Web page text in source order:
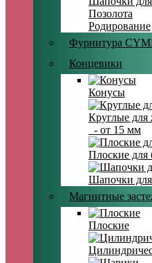
Позолота
Родирование
Фурнитура
Концевики
Конусы
Круглые для
- от 15 мм
Плоские для
Шапочки
Магнитные
Плоские